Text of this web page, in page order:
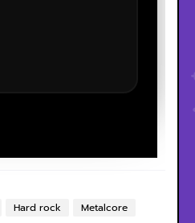
Hard rock Metalcore